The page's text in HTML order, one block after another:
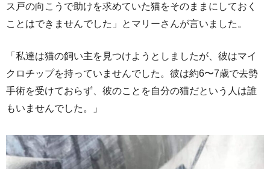
ス戸の向こうで助けを求めていた猫をそのままにしておく
ことはできませんでした」とマリーさんが言いました。
「私達は猫の飼い主を見つけようとしましたが、彼はマイ
クロチップを持っていませんでした。彼は約6〜7歳で去勢
手術を受けておらず、彼のことを自分の猫だという人は誰
もいませんでした。」